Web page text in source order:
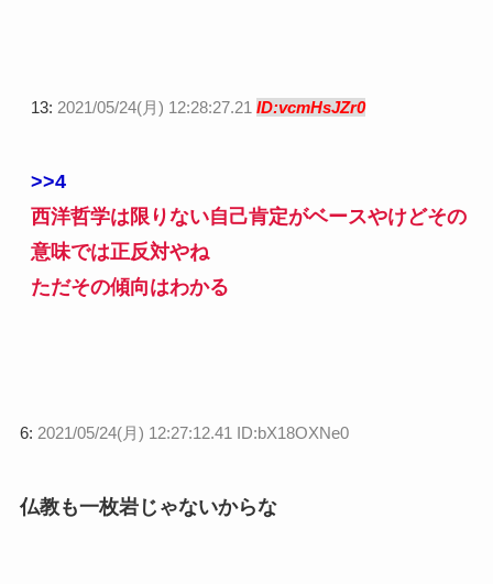
13: 2021/05/24(月) 12:28:27.21 ID:vcmHsJZr0
>>4
西洋哲学は限りない自己肯定がベースやけどその
意味では正反対やね
ただその傾向はわかる
6: 2021/05/24(月) 12:27:12.41 ID:bX18OXNe0
仏教も一枚岩じゃないからな